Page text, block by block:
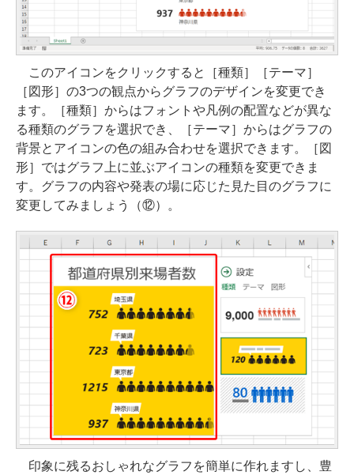
このアイコンをクリックすると［種類］［テーマ］
［図形］の3つの観点からグラフのデザインを変更でき
ます。［種類］からはフォントや凡例の配置などが異な
る種類のグラフを選択でき、［テーマ］からはグラフの
背景とアイコンの色の組み合わせを選択できます。［図
形］ではグラフ上に並ぶアイコンの種類を変更できま
す。グラフの内容や発表の場に応じた見た目のグラフに
変更してみましょう（⑫）。
印象に残るおしゃれなグラフを簡単に作れますし、豊